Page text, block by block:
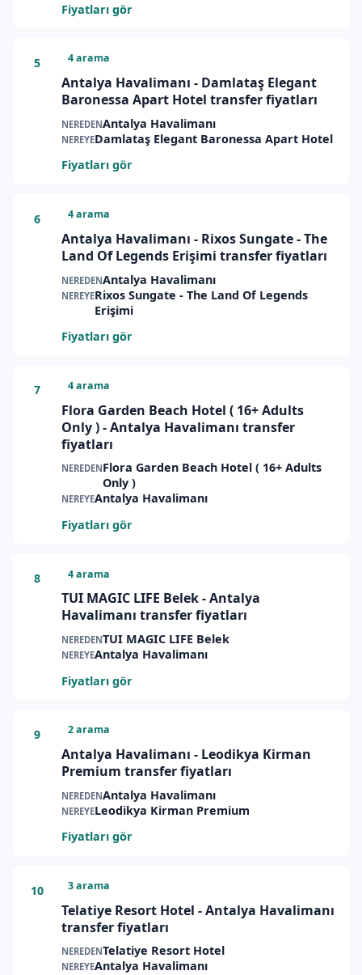
Fiyatları gör
5 4 arama
Antalya Havalimanı - Damlataş Elegant
Baronessa Apart Hotel transfer fiyatları
NEREDENAntalya Havalimanı
NEREYEDamlataş Elegant Baronessa Apart Hotel
Fiyatları gör
6 4 arama
Antalya Havalimanı - Rixos Sungate - The
Land Of Legends Erişimi transfer fiyatları
NEREDENAntalya Havalimanı
NEREYERixos Sungate - The Land Of Legends
Erişimi
Fiyatları gör
7 4 arama
Flora Garden Beach Hotel ( 16+ Adults
Only ) - Antalya Havalimanı transfer
fiyatları
NEREDENFlora Garden Beach Hotel ( 16+ Adults
Only )
NEREYEAntalya Havalimanı
Fiyatları gör
8 4 arama
TUI MAGIC LIFE Belek - Antalya
Havalimanı transfer fiyatları
NEREDENTUI MAGIC LIFE Belek
NEREYEAntalya Havalimanı
Fiyatları gör
9 2 arama
Antalya Havalimanı - Leodikya Kirman
Premium transfer fiyatları
NEREDENAntalya Havalimanı
NEREYELeodikya Kirman Premium
Fiyatları gör
10 3 arama
Telatiye Resort Hotel - Antalya Havalimanı
transfer fiyatları
NEREDENTelatiye Resort Hotel
NEREYEAntalya Havalimanı